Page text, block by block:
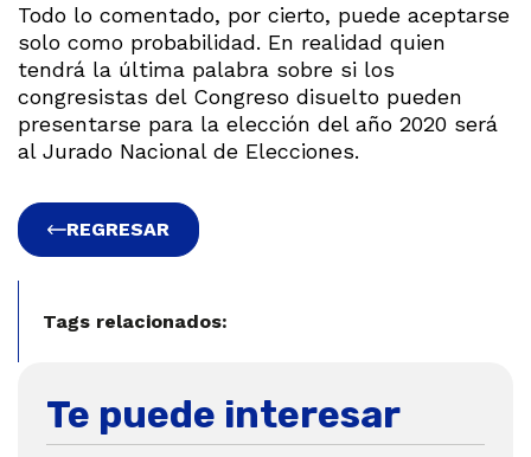
Todo lo comentado, por cierto, puede aceptarse
solo como probabilidad. En realidad quien
tendrá la última palabra sobre si los
congresistas del Congreso disuelto pueden
presentarse para la elección del año 2020 será
al Jurado Nacional de Elecciones.
REGRESAR
Tags relacionados:
Te puede interesar